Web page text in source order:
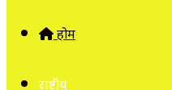
होम
राष्ट्रीय